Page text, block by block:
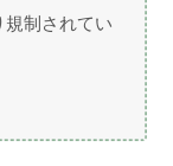
制されてい